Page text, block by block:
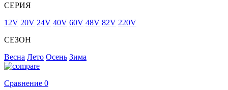
СЕРИЯ
12V 20V 24V 40V 60V 48V 82V 220V
СЕЗОН
Весна Лето Осень Зима
Сравнение 0